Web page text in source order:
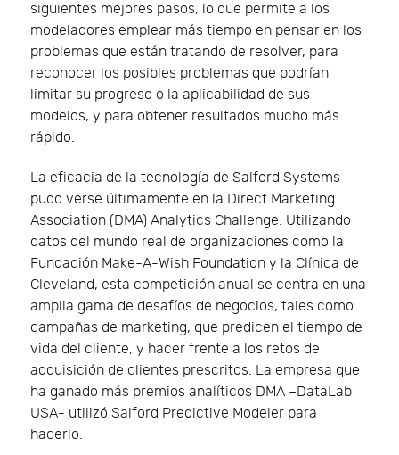
siguientes mejores pasos, lo que permite a los
modeladores emplear más tiempo en pensar en los
problemas que están tratando de resolver, para
reconocer los posibles problemas que podrían
limitar su progreso o la aplicabilidad de sus
modelos, y para obtener resultados mucho más
rápido.
La eficacia de la tecnología de Salford Systems
pudo verse últimamente en la Direct Marketing
Association (DMA) Analytics Challenge. Utilizando
datos del mundo real de organizaciones como la
Fundación Make-A-Wish Foundation y la Clínica de
Cleveland, esta competición anual se centra en una
amplia gama de desafíos de negocios, tales como
campañas de marketing, que predicen el tiempo de
vida del cliente, y hacer frente a los retos de
adquisición de clientes prescritos. La empresa que
ha ganado más premios analíticos DMA –DataLab
USA- utilizó Salford Predictive Modeler para
hacerlo.